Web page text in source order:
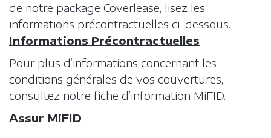
de notre package Coverlease, lisez les
informations précontractuelles ci-dessous.
Informations Précontractuelles
Pour plus d’informations concernant les
conditions générales de vos couvertures,
consultez notre fiche d’information MiFID.
Assur MiFID